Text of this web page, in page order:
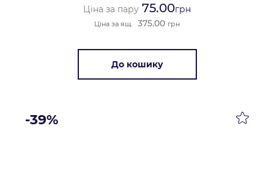
Ціна за пару 75.00грн
Ціна за ящ. 375.00 грн
До кошику
-39%